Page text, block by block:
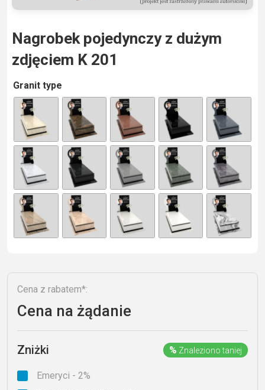
Nagrobek pojedynczy z dużym
zdjęciem K 201
Granit type
A
lt
n
e
Cena z rabatem*:
Cena na żądanie
Zniżki % Znaleziono taniej
Emeryci - 2%